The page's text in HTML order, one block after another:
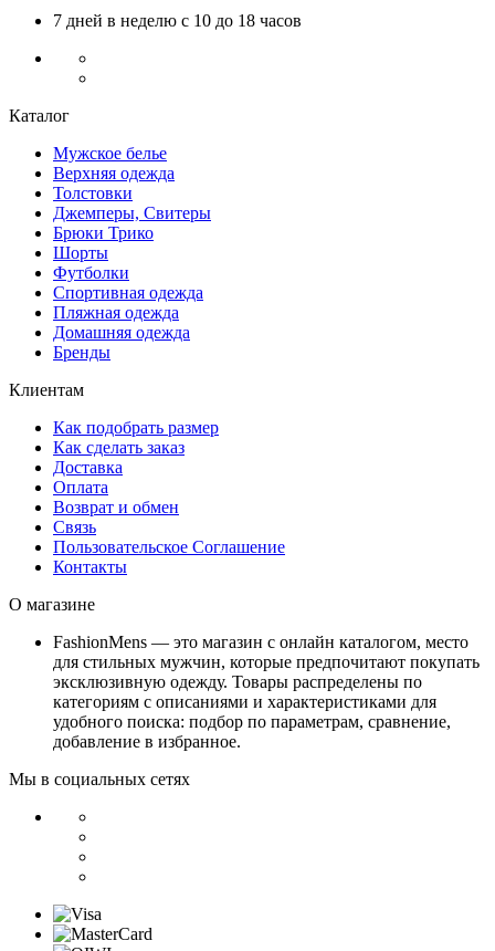
7 дней в неделю с 10 до 18 часов
Каталог
Мужское белье
Верхняя одежда
Толстовки
Джемперы, Свитеры
Брюки Трико
Шорты
Футболки
Спортивная одежда
Пляжная одежда
Домашняя одежда
Бренды
Клиентам
Как подобрать размер
Как сделать заказ
Доставка
Оплата
Возврат и обмен
Связь
Пользовательское Соглашение
Контакты
О магазине
FashionMens — это магазин с онлайн каталогом, место
для стильных мужчин, которые предпочитают покупать
эксклюзивную одежду. Товары распределены по
категориям с описаниями и характеристиками для
удобного поиска: подбор по параметрам, сравнение,
добавление в избранное.
Мы в социальных сетях